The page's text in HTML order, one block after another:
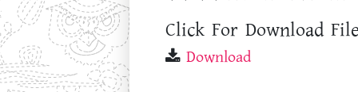
Click For Download
Download